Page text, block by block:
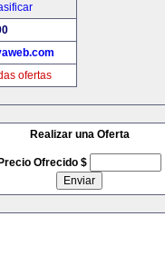
ofertas
Realizar una Oferta
Precio Ofrecido $